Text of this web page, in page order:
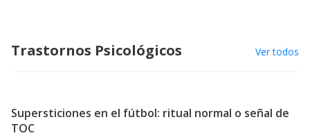
Trastornos Psicológicos Ver todos
Supersticiones en el fútbol: ritual normal o señal de
TOC